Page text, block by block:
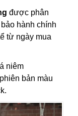
được phân
hành chính
từ ngày mua
niêm
bản màu